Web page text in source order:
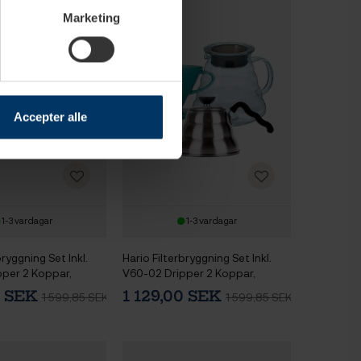
Marketing
Accepter alle
1-3 vardagar
Set Inkl.
2 Koppar,
Vattenkokare
SEK 1 599,85 SEK
1-3 vardagar
Hario Filterbryggning Set Inkl.
V60-02 Dripper 2 Koppar,
Server 0,6 L & Vattenkokare
1 129,00 SEK1 599,85 SEK